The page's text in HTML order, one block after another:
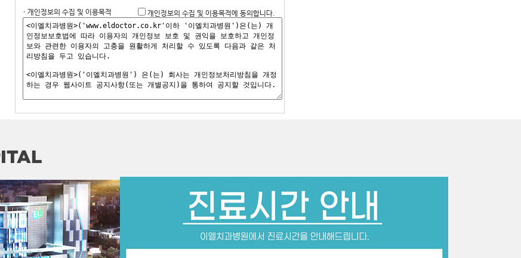
· 개인정보의 수집 및 이용목적 개인정보의 수집 및 이용목적에 동의합니다.